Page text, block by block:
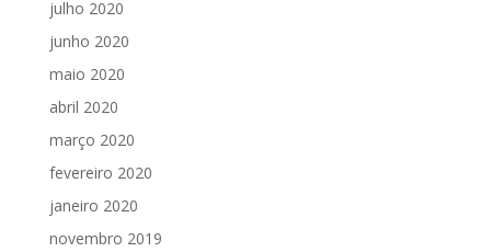
julho 2020
junho 2020
maio 2020
abril 2020
março 2020
fevereiro 2020
janeiro 2020
novembro 2019